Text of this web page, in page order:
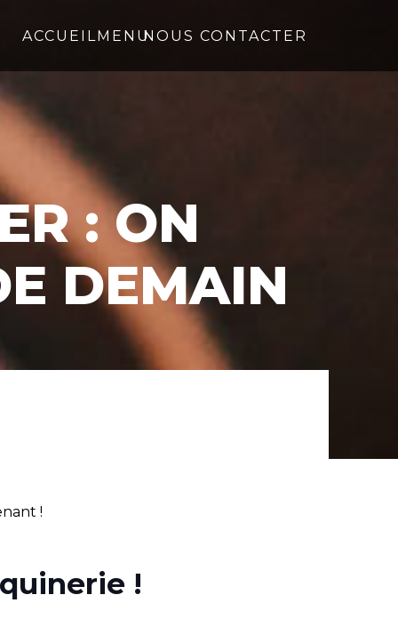
ACCUEIL MENUNOUS CONTACTER
: ON
DEMAIN
!
!